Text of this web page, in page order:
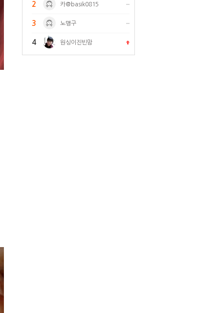
2 카@basik0815
3 노맹구
4 원싱이진빈맘